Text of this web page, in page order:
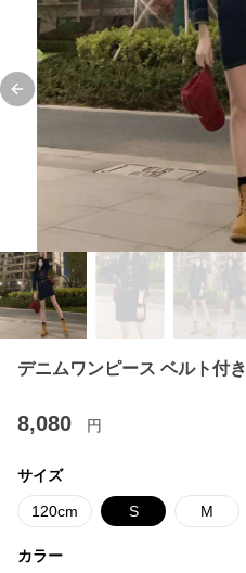
Previous slide
デニムワンピース ベルト付き
8,080 円
サイズ
120cm S M
カラー